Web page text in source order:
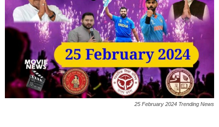
25 February 2024 Trending News